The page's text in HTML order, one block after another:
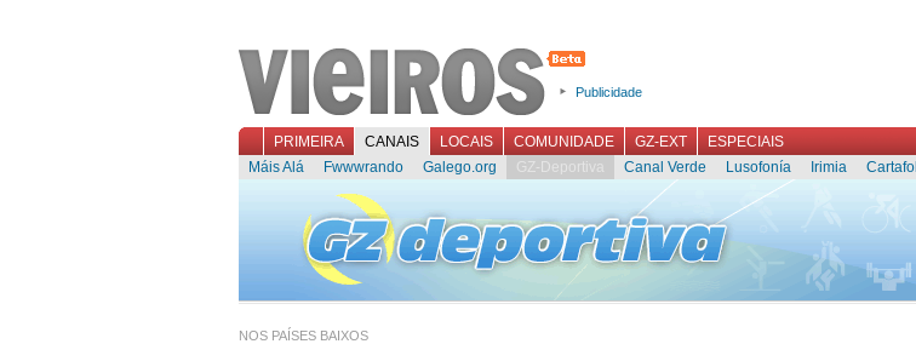
Publicidade
PRIMEIRA CANAIS LOCAIS COMUNIDADE GZ-EXT
ESPECIAIS
Máis Alá
Fwwwrando Galego.org GZ-Deportiva Canal Verde Lusofonía Irimia Cartafol
NOS PAÍSES BAIXOS